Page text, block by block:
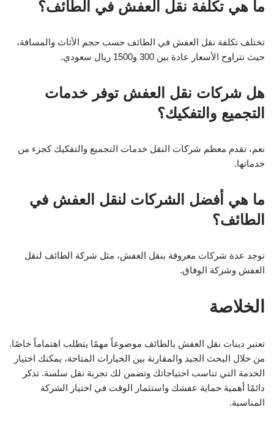
ما هي تكلفة نقل العفش في الطائف؟
تختلف تكلفة نقل العفش في الطائف حسب حجم الأثاث والمسافة،
حيث تتراوح الأسعار عادة بين 300 و1500 ريال سعودي.
هل شركات نقل العفش توفر خدمات
التجميع والتفكيك؟
نعم، تقدم معظم شركات النقل خدمات التجميع والتفكيك كجزء من
خدماتها.
ما هي أفضل الشركات لنقل العفش في
الطائف؟
توجد عدة شركات معروفة بنقل العفش، مثل شركة الطائف لنقل
العفش وشركة الوفاق.
الخلاصة
تعتبر دينات نقل العفش بالطائف موضوعاً مهمًا يتطلب اهتماماً خاصًا.
من خلال البحث الجيد والمقارنة بين الخيارات المتاحة، يمكنك اختيار
الخدمة التي تناسب احتياجاتك وتضمن لك تجربة نقل سلسة. تذكر
دائمًا أهمية حماية عفشك واستثمار الوقت في اختيار الشركة
المناسبة.